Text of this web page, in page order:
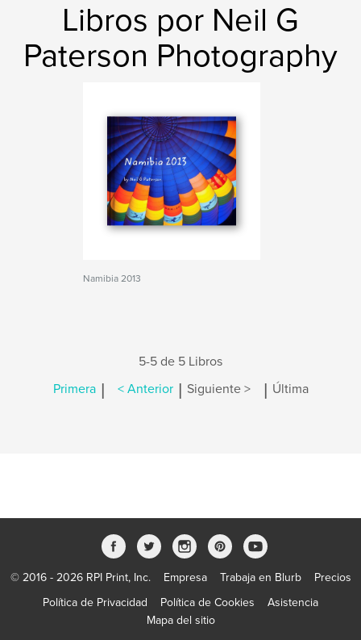
Libros por Neil G
Paterson Photography
Namibia 2013
5-5 de 5 Libros
Primera | < Anterior | Siguiente > | Última
© 2016 - 2026 RPI Print, Inc. Empresa Trabaja en Blurb
Precios
Política de Privacidad
Política de Cookies
Asistencia
Mapa del sitio